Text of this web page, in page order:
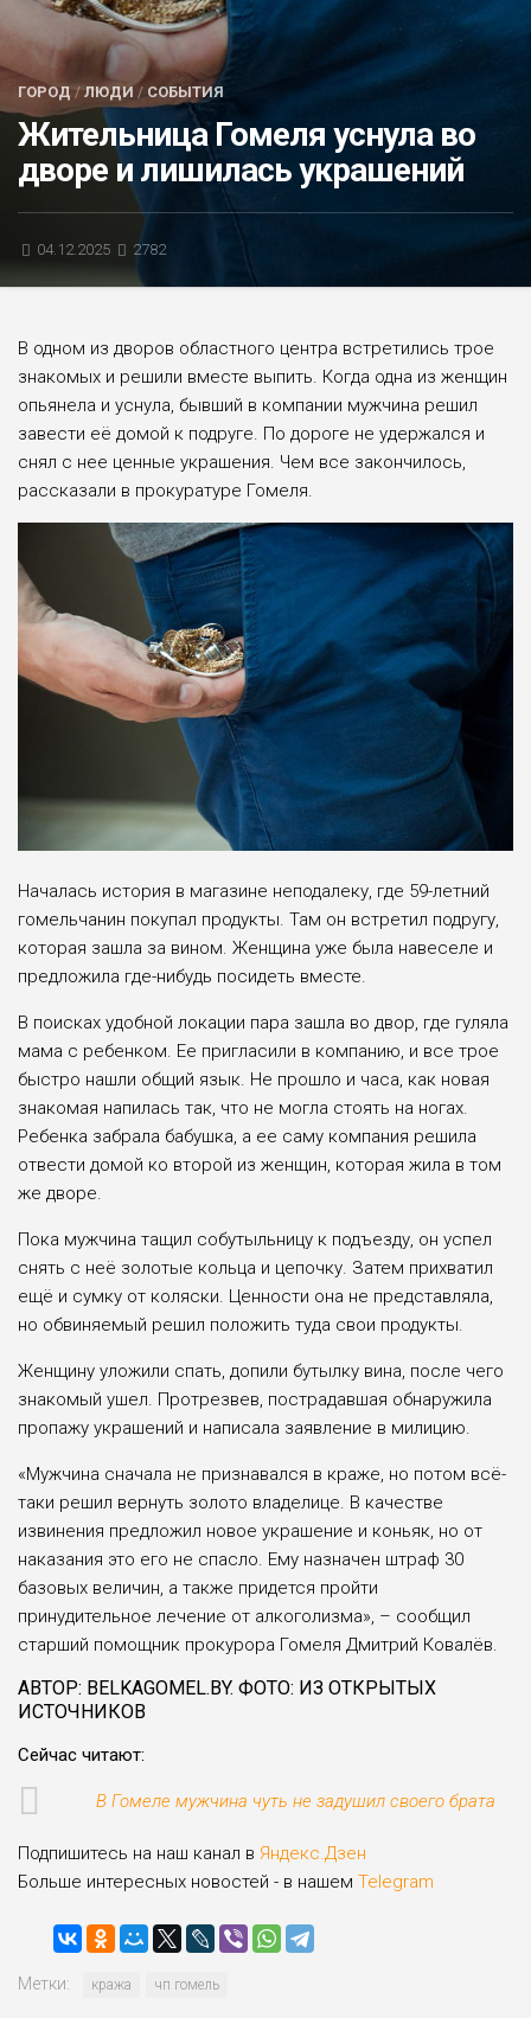
БЛИЦ-ОПРОС
АФИША
ГОРОД /ЛЮДИ / СОБЫТИЯ
Жительница Гомеля уснула во
дворе и лишилась украшений
04.12.2025 2782
В одном из дворов областного центра встретились трое
знакомых и решили вместе выпить. Когда одна из женщин
опьянела и уснула, бывший в компании мужчина решил
завести её домой к подруге. По дороге не удержался и
снял с нее ценные украшения. Чем все закончилось,
рассказали в прокуратуре Гомеля.
Началась история в магазине неподалеку, где 59-летний
гомельчанин покупал продукты. Там он встретил подругу,
которая зашла за вином. Женщина уже была навеселе и
предложила где-нибудь посидеть вместе.
В поисках удобной локации пара зашла во двор, где гуляла
мама с ребенком. Ее пригласили в компанию, и все трое
быстро нашли общий язык. Не прошло и часа, как новая
знакомая напилась так, что не могла стоять на ногах.
Ребенка забрала бабушка, а ее саму компания решила
отвести домой ко второй из женщин, которая жила в том
же дворе.
Пока мужчина тащил собутыльницу к подъезду, он успел
снять с неё золотые кольца и цепочку. Затем прихватил
ещё и сумку от коляски. Ценности она не представляла,
но обвиняемый решил положить туда свои продукты.
Женщину уложили спать, допили бутылку вина, после чего
знакомый ушел. Протрезвев, пострадавшая обнаружила
пропажу украшений и написала заявление в милицию.
«Мужчина сначала не признавался в краже, но потом всё-
таки решил вернуть золото владелице. В качестве
извинения предложил новое украшение и коньяк, но от
наказания это его не спасло. Ему назначен штраф 30
базовых величин, а также придется пройти
принудительное лечение от алкоголизма», – сообщил
старший помощник прокурора Гомеля Дмитрий Ковалёв.
АВТОР: BELKAGOMEL.BY. ФОТО: ИЗ ОТКРЫТЫХ
ИСТОЧНИКОВ
Сейчас читают:
В Гомеле мужчина чуть не задушил своего брата
Подпишитесь на наш канал в Яндекс.Дзен
Больше интересных новостей - в нашем Telegram
Метки: кража чп гомель